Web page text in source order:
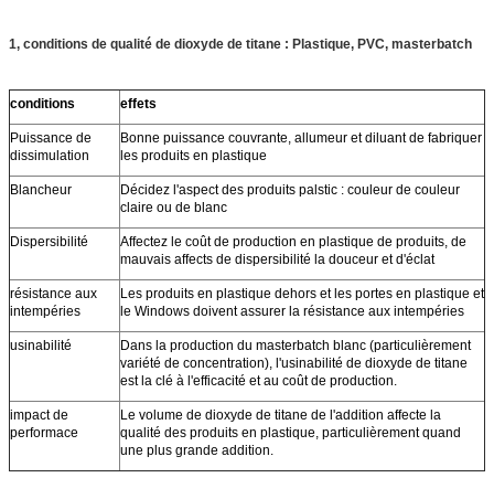
1, conditions de qualité de dioxyde de titane : Plastique, PVC, masterbatch
conditions effets
Puissance de
dissimulation
Bonne puissance couvrante, allumeur et diluant de fabriquer
les produits en plastique
Blancheur
Décidez l'aspect des produits palstic : couleur de couleur
claire ou de blanc
Dispersibilité
Affectez le coût de production en plastique de produits, de
mauvais affects de dispersibilité la douceur et d'éclat
résistance aux
intempéries
Les produits en plastique dehors et les portes en plastique et
le Windows doivent assurer la résistance aux intempéries
usinabilité
Dans la production du masterbatch blanc (particulièrement
variété de concentration), l'usinabilité de dioxyde de titane
est la clé à l'efficacité et au coût de production.
impact de
performace
Le volume de dioxyde de titane de l'addition affecte la
qualité des produits en plastique, particulièrement quand
une plus grande addition.